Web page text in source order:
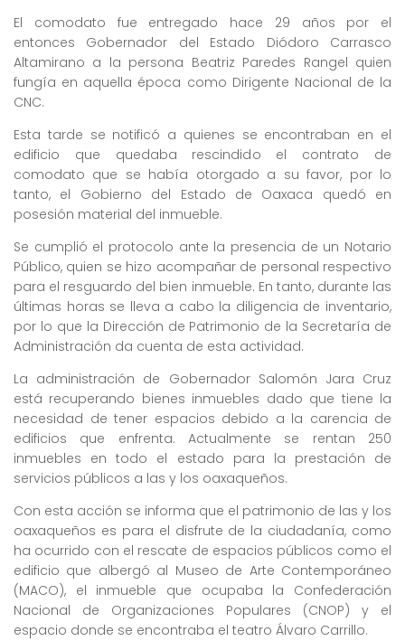
El comodato fue entregado hace 29 años por el
entonces Gobernador del Estado Diódoro Carrasco
Altamirano a la persona Beatriz Paredes Rangel quien
fungía en aquella época como Dirigente Nacional de la
CNC.
Esta tarde se notificó a quienes se encontraban en el
edificio que quedaba rescindido el contrato de
comodato que se había otorgado a su favor, por lo
tanto, el Gobierno del Estado de Oaxaca quedó en
posesión material del inmueble.
Se cumplió el protocolo ante la presencia de un Notario
Público, quien se hizo acompañar de personal respectivo
para el resguardo del bien inmueble. En tanto, durante las
últimas horas se lleva a cabo la diligencia de inventario,
por lo que la Dirección de Patrimonio de la Secretaría de
Administración da cuenta de esta actividad.
La administración de Gobernador Salomón Jara Cruz
está recuperando bienes inmuebles dado que tiene la
necesidad de tener espacios debido a la carencia de
edificios que enfrenta. Actualmente se rentan 250
inmuebles en todo el estado para la prestación de
servicios públicos a las y los oaxaqueños.
Con esta acción se informa que el patrimonio de las y los
oaxaqueños es para el disfrute de la ciudadanía, como
ha ocurrido con el rescate de espacios públicos como el
edificio que albergó al Museo de Arte Contemporáneo
(MACO), el inmueble que ocupaba la Confederación
Nacional de Organizaciones Populares (CNOP) y el
espacio donde se encontraba el teatro Álvaro Carrillo.